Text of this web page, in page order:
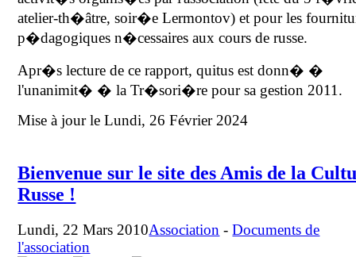
atelier-th�âtre, soir�e Lermontov) et pour les
p�dagogiques n�cessaires aux cours de russe.
Apr�s lecture de ce rapport, quitus est donn� �
l'unanimit� � la Tr�sori�re pour sa gestion 2011.
Mise à jour le Lundi, 26 Février 2024
Bienvenue sur le site des Amis de la
Russe !
Lundi, 22 Mars 2010Association -Documents de
l'association